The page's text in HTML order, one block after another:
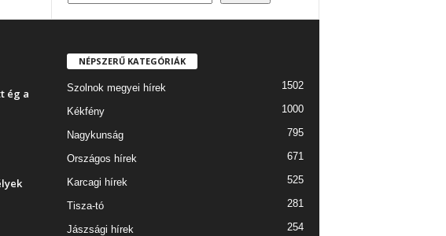
ég a
NÉPSZERŰ KATEGÓRIÁK
Szolnok megyei hírek 1502
Kékfény 1000
Nagykunság 795
Országos hírek 671
Karcagi hírek 525
Tisza-tó 281
Jászsági hírek 254